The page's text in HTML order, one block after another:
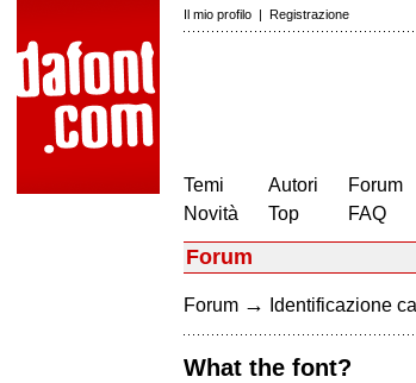
Il mio profilo | Registrazione
Temi
Novità
Autori
Top
Forum
FAQ
Forum
Forum → Identificazione
What the font?